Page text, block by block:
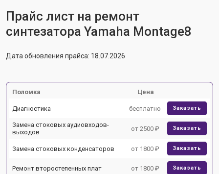
Прайс лист на ремонт
синтезатора Yamaha Montage8
Дата обновления прайса: 18.07.2026
Поломка Цена
Диагностика бесплатно Заказать
Замена стоковых аудиовходов-
выходов
от 2500 ₽ Заказать
Замена стоковых конденсаторов от 1800 ₽ Заказать
Ремонт второстепенных плат от 1800 ₽ Заказать